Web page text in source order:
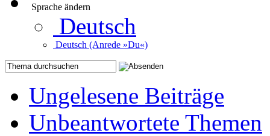
Sprache ändern
Deutsch
Deutsch (Anrede »Du«)
Ungelesene Beiträge
Unbeantwortete Themen